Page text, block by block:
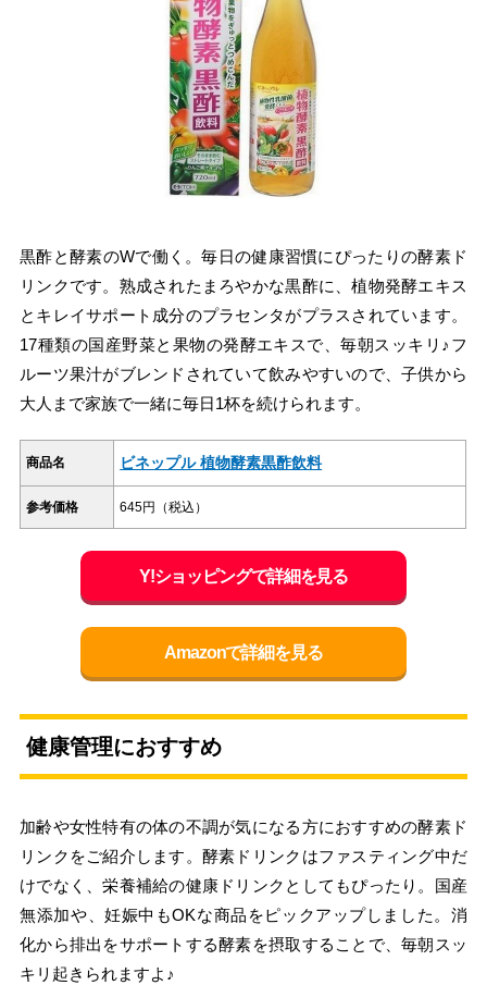
黒酢と酵素のWで働く。毎日の健康習慣にぴったりの酵素ド
リンクです。熟成されたまろやかな黒酢に、植物発酵エキス
とキレイサポート成分のプラセンタがプラスされています。
17種類の国産野菜と果物の発酵エキスで、毎朝スッキリ♪フ
ルーツ果汁がブレンドされていて飲みやすいので、子供から
大人まで家族で一緒に毎日1杯を続けられます。
商品名 ビネップル 植物酵素黒酢飲料
参考価格 645円（税込）
Y!ショッピングで詳細を見る
Amazonで詳細を見る
健康管理におすすめ
加齢や女性特有の体の不調が気になる方におすすめの酵素ド
リンクをご紹介します。酵素ドリンクはファスティング中だ
けでなく、栄養補給の健康ドリンクとしてもぴったり。国産
無添加や、妊娠中もOKな商品をピックアップしました。消
化から排出をサポートする酵素を摂取することで、毎朝スッ
キリ起きられますよ♪